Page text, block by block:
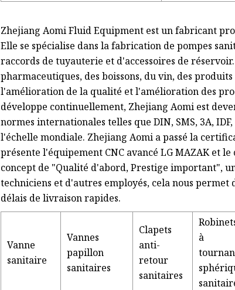
Zhejiang Aomi Fluid Equipment est un fabricant
Elle se spécialise dans la fabrication de pompes
raccords de tuyauterie et d'accessoires de
pharmaceutiques, des boissons, du vin, des
l'amélioration de la qualité et l'amélioration des
développe continuellement, Zhejiang Aomi est
normes internationales telles que DIN, SMS, 3A,
l'échelle mondiale. Zhejiang Aomi a passé la
présente l'équipement CNC avancé LG MAZAK et
concept de "Qualité d'abord, Prestige important",
techniciens et d'autres employés, cela nous
délais de livraison rapides.
Vanne
sanitaire
Vannes
papillon
sanitaires
Clapets
anti-
retour
sanitaires
à